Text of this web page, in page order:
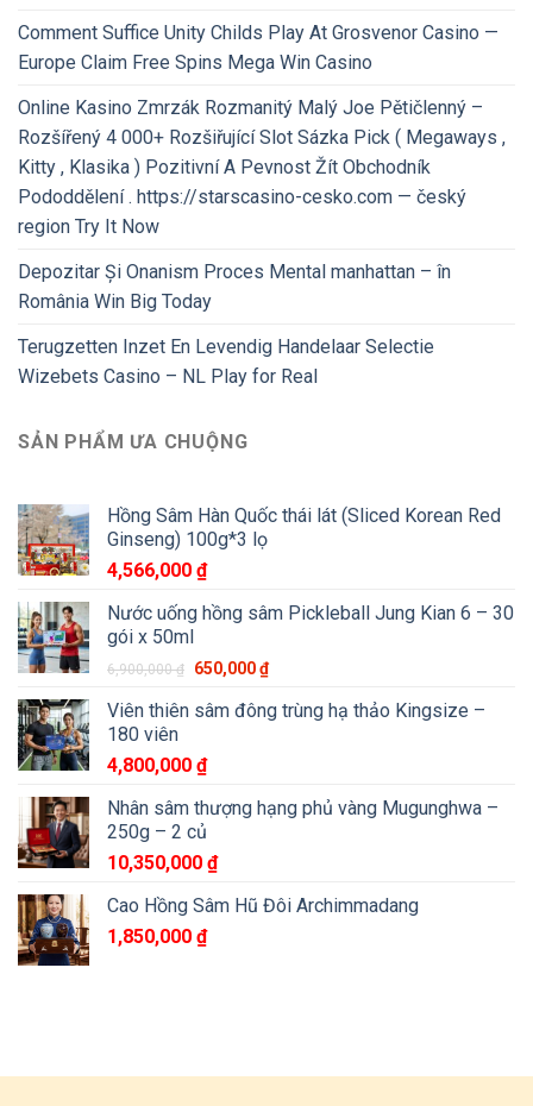
Comment Suffice Unity Childs Play At Grosvenor Casino —
Europe Claim Free Spins Mega Win Casino
Online Kasino Zmrzák Rozmanitý Malý Joe Pětičlenný –
Rozšířený 4 000+ Rozšiřující Slot Sázka Pick ( Megaways ,
Kitty , Klasika ) Pozitivní A Pevnost Žít Obchodník
Pododdělení . https://starscasino-cesko.com — český
region Try It Now
Depozitar Și Onanism Proces Mental manhattan – în
România Win Big Today
Terugzetten Inzet En Levendig Handelaar Selectie
Wizebets Casino – NL Play for Real
SẢN PHẨM ƯA CHUỘNG
Hồng Sâm Hàn Quốc thái lát (Sliced Korean Red
Ginseng) 100g*3 lọ
4,566,000 ₫
Nước uống hồng sâm Pickleball Jung Kian 6 – 30
gói x 50ml
6,900,000₫ 650,000₫
Viên thiên sâm đông trùng hạ thảo Kingsize –
180 viên
4,800,000 ₫
Nhân sâm thượng hạng phủ vàng Mugunghwa –
250g – 2 củ
10,350,000 ₫
Cao Hồng Sâm Hũ Đôi Archimmadang
1,850,000 ₫